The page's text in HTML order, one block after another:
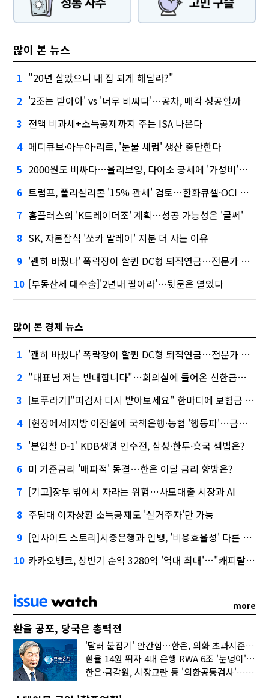
많이 본 뉴스
1 "20년 살았으니 내 집 되게 해달라?"
2 '2조는 받아야' vs '너무 비싸다'…공차, 매각 성공할까
3 전액 비과세+소득공제까지 주는 ISA 나온다
4 메디큐브·아누아·리르, '눈물 세럼' 생산 중단한다
5 2000원도 비싸다…올리브영, 다이소 공세에 '가성비'로 맞불
6 트럼프, 폴리실리콘 '15% 관세' 검토…한화큐셀·OCI 영향은?
7 홈플러스의 'K트레이더조' 계획…성공 가능성은 '글쎄'
8 SK, 자본잠식 '쏘카 말레이' 지분 더 사는 이유
9 '괜히 바꿨나' 폭락장이 할퀸 DC형 퇴직연금…전문가 조언은
10 [부동산세 대수술]'2년내 팔아라'…뒷문은 열었다
많이 본 경제 뉴스
1 '괜히 바꿨나' 폭락장이 할퀸 DC형 퇴직연금…전문가 조언은
2 "대표님 저는 반대합니다"…회의실에 들어온 신한금융 AI
3 [보푸라기]"피검사 다시 받아보세요" 한마디에 보험금 못 받을 뻔?
4 [현장에서]지방 이전설에 국책은행·농협 '행동파'…금감원 '신중모드'
5 '본입찰 D-1' KDB생명 인수전, 삼성·한투·흥국 셈법은?
6 미 기준금리 '매파적' 동결…한은 이달 금리 향방은?
7 [기고]장부 밖에서 자라는 위험…사모대출 시장과 AI
8 주담대 이자상환 소득공제도 '실거주자'만 가능
9 [인사이드 스토리]시중은행과 인뱅, '비용효율성' 다른 잣대 왜?
10 카카오뱅크, 상반기 순익 3280억 '역대 최대'…"캐피탈, 자산 1조원 이상"
more
환율 공포, 당국은 총력전
'달러 붙잡기' 안간힘…한은, 외화 초과지준에 이자 6개월 더
환율 14원 뛰자 4대 은행 RWA 6조 '눈덩이'…2배 뛴 2분기는?
한은·금감원, 시장교란 등 '외환공동검사'…환율 급등 전방위 대응